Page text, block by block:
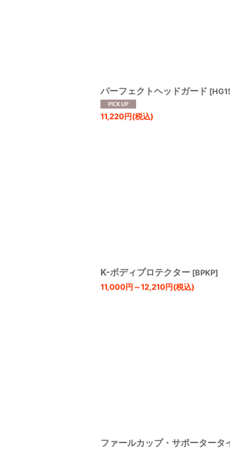
パーフェクトヘッドガード [
11,220円(税込)
K-ボディプロテクター [BPKP]
11,000円～12,210円(税込)
ファールカップ・サポータータ